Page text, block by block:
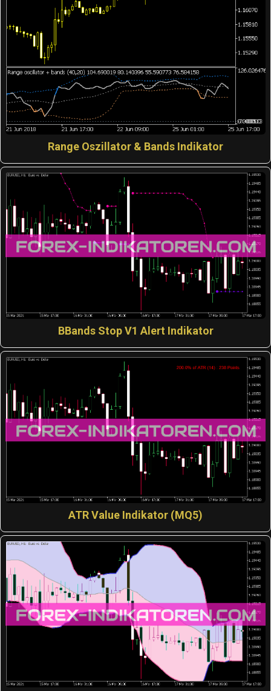
Range Oszillator & Bands Indikator
BBands Stop V1 Alert Indikator
ATR Value Indikator (MQ5)